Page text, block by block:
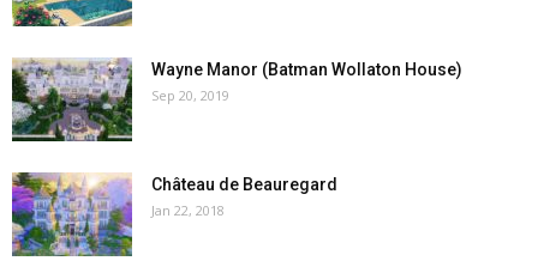
Wayne Manor (Batman Wollaton House)
Sep 20, 2019
Château de Beauregard
Jan 22, 2018